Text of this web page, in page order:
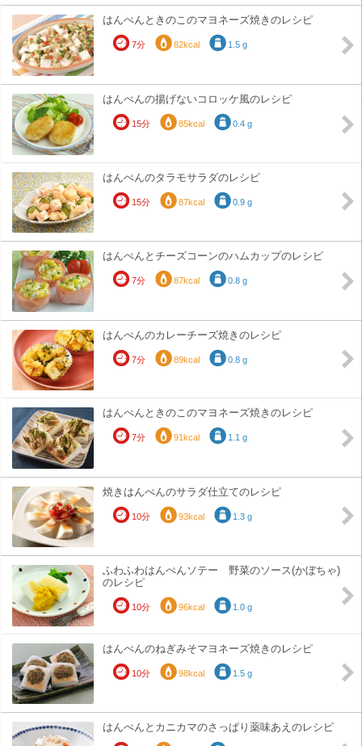
はんぺんときのこのマヨネーズ焼きのレシピ
7分 82kcal 1.5 g
はんぺんの揚げないコロッケ風のレシピ
15分 85kcal 0.4 g
はんぺんのタラモサラダのレシピ
15分 87kcal 0.9 g
はんぺんとチーズコーンのハムカップのレシピ
7分 87kcal 0.8 g
はんぺんのカレーチーズ焼きのレシピ
7分 89kcal 0.8 g
はんぺんときのこのマヨネーズ焼きのレシピ
7分 91kcal 1.1 g
焼きはんぺんのサラダ仕立てのレシピ
10分 93kcal 1.3 g
ふわふわはんぺんソテー 野菜のソース(かぼちゃ)
のレシピ
10分 96kcal 1.0 g
はんぺんのねぎみそマヨネーズ焼きのレシピ
10分 98kcal 1.5 g
はんぺんとカニカマのさっぱり薬味あえのレシピ